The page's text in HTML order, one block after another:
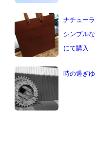
ナチュー
シンプル
にて購入
時の過ぎ